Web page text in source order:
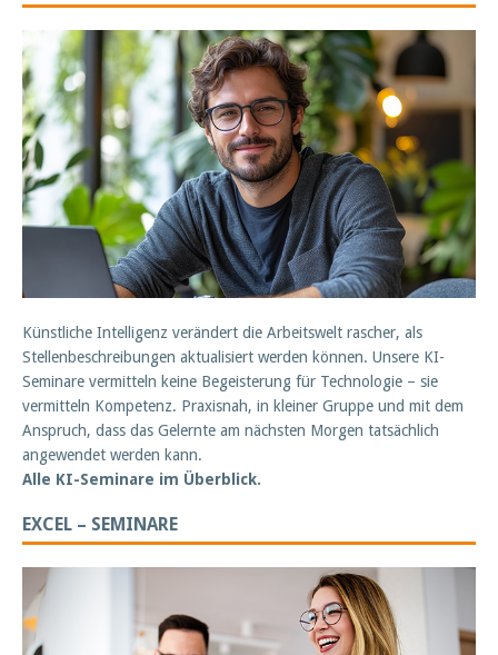
Künstliche Intelligenz verändert die Arbeitswelt rascher, als
Stellenbeschreibungen aktualisiert werden können. Unsere KI-
Seminare vermitteln keine Begeisterung für Technologie – sie
vermitteln Kompetenz. Praxisnah, in kleiner Gruppe und mit dem
Anspruch, dass das Gelernte am nächsten Morgen tatsächlich
angewendet werden kann.
Alle KI-Seminare im Überblick.
EXCEL – SEMINARE